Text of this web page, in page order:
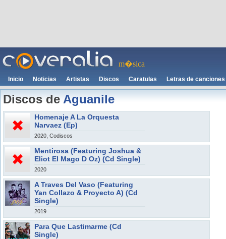
m�sica
Inicio Noticias Artistas Discos Caratulas Letras de canciones
Discos deAguanile
Homenaje A La Orquesta
Narvaez (Ep)
2020, Codiscos
Mentirosa (Featuring Joshua &
Eliot El Mago D Oz) (Cd Single)
2020
A Traves Del Vaso (Featuring
Yan Collazo & Proyecto A) (Cd
Single)
2019
Para Que Lastimarme (Cd
Single)